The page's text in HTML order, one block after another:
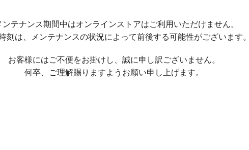
ンテナンス期間中はオンラインストアはご利用いただけません。
刻は、メンテナンスの状況によって前後する可能性がございます。
お客様にはご不便をお掛けし、 誠に申し訳ございません。
何卒、ご理解賜りますようお願い申し上げます。